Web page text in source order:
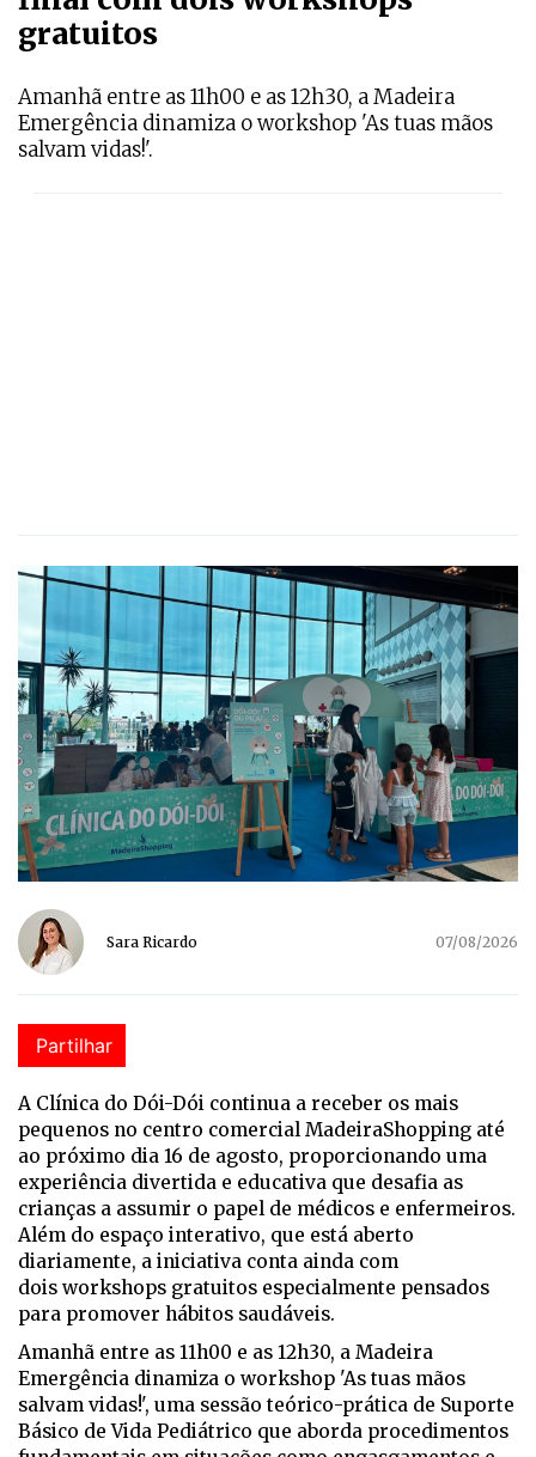
gratuitos
Amanhã entre as 11h00 e as 12h30, a Madeira
Emergência dinamiza o workshop 'As tuas mãos
salvam vidas!'.
Sara Ricardo 07/08/2026
Partilhar
A Clínica do Dói-Dói continua a receber os mais
pequenos no centro comercial MadeiraShopping até
ao próximo dia 16 de agosto, proporcionando uma
experiência divertida e educativa que desafia as
crianças a assumir o papel de médicos e enfermeiros.
Além do espaço interativo, que está aberto
diariamente, a iniciativa conta ainda com
dois workshops gratuitos especialmente pensados
para promover hábitos saudáveis.
Amanhã entre as 11h00 e as 12h30, a Madeira
Emergência dinamiza o workshop 'As tuas mãos
salvam vidas!', uma sessão teórico-prática de Suporte
Básico de Vida Pediátrico que aborda procedimentos